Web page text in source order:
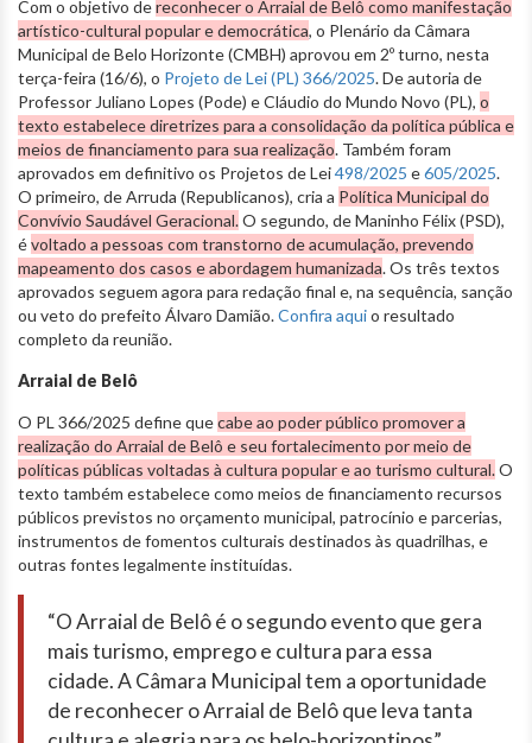
Com o objetivo dereconhecer o Arraial de Belô como manifestação
artístico-cultural popular e democrática, o Plenário da Câmara
Municipal de Belo Horizonte (CMBH) aprovou em 2º turno, nesta
terça-feira (16/6), o Projeto de Lei (PL) 366/2025. De autoria de
Professor Juliano Lopes (Pode) e Cláudio do Mundo Novo (PL), o
texto estabelece diretrizes para a consolidação da política pública e
meios de financiamento para sua realização. Também foram
aprovados em definitivo os Projetos de Lei498/2025 e605/2025.
O primeiro, de Arruda (Republicanos), cria a Política Municipal do
Convívio Saudável Geracional.O segundo, de Maninho Félix (PSD),
évoltado a pessoas com transtorno de acumulação, prevendo
mapeamento dos casos e abordagem humanizada. Os três textos
aprovados seguem agora para redação final e, na sequência, sanção
ou veto do prefeito Álvaro Damião.Confira aquio resultado
completo da reunião.
Arraial de Belô
O PL 366/2025 define quecabe ao poder público promover a
realização do Arraial de Belô e seu fortalecimento por meio de
políticas públicas voltadas à cultura popular e ao turismo cultural.O
texto também estabelece como meios de financiamento recursos
públicos previstos no orçamento municipal, patrocínio e parcerias,
instrumentos de fomentos culturais destinados às quadrilhas, e
outras fontes legalmente instituídas.
“O Arraial de Belô é o segundo evento que gera
mais turismo, emprego e cultura para essa
cidade. A Câmara Municipal tem a oportunidade
de reconhecer o Arraial de Belô que leva tanta